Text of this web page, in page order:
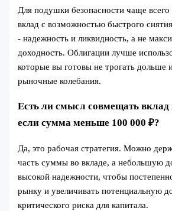
Для подушки безопасности чаще всего
вклад с возможностью быстрого
- надежность и ликвидность, а не
доходность. Облигации лучше
которые вы готовы не трогать дольше
рыночные колебания.
Есть ли смысл совмещать вклад
если сумма меньше 100 000 ₽?
Да, это рабочая стратегия. Можно
часть суммы во вкладе, а небольшую
высокой надежности, чтобы
рынку и увеличивать потенциальную
критического риска для капитала.